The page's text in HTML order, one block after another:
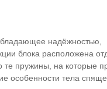
надёжностью,
блока расположена
пружины, на которые
особенности тела